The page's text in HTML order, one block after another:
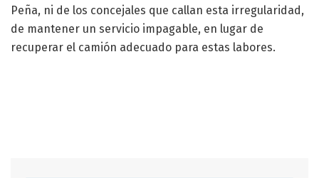
Peña, ni de los concejales que callan esta irregularidad,
de mantener un servicio impagable, en lugar de
recuperar el camión adecuado para estas labores.